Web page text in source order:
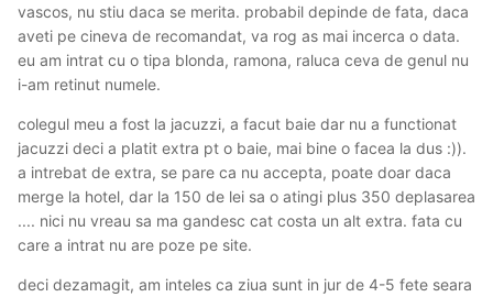
vascos, nu stiu daca se merita. probabil depinde de fata, daca
aveti pe cineva de recomandat, va rog as mai incerca o data.
eu am intrat cu o tipa blonda, ramona, raluca ceva de genul nu
i-am retinut numele.
colegul meu a fost la jacuzzi, a facut baie dar nu a functionat
jacuzzi deci a platit extra pt o baie, mai bine o facea la dus :)).
a intrebat de extra, se pare ca nu accepta, poate doar daca
merge la hotel, dar la 150 de lei sa o atingi plus 350 deplasarea
.... nici nu vreau sa ma gandesc cat costa un alt extra. fata cu
care a intrat nu are poze pe site.
deci dezamagit, am inteles ca ziua sunt in jur de 4-5 fete seara